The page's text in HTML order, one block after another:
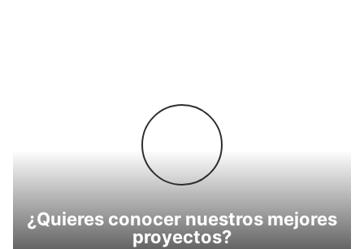
¿Quieres conocer nuestros mejores
proyectos?